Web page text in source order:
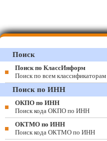
Поиск
Поиск по КлассИнформ
Поиск по всем
Поиск по ИНН
ОКПО по ИНН
Поиск кода ОКПО по ИНН
ОКТМО по ИНН
Поиск кода ОКТМО по ИНН